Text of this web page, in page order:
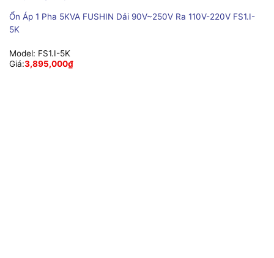
Ổn Áp 1 Pha 5KVA FUSHIN Dải 90V~250V Ra 110V-220V FS1.I-
5K
Model: FS1.I-5K
Giá:3,895,000₫